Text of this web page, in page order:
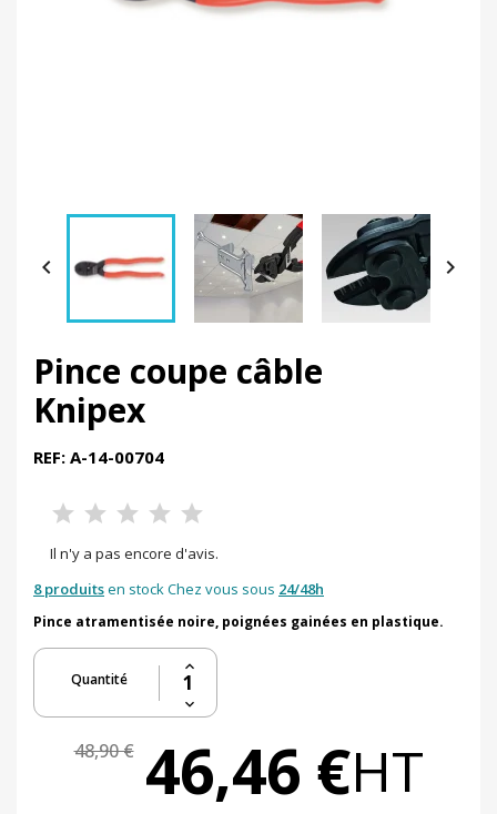
 
Pince coupe câble
Knipex
REF: A-14-00704
Il n'y a pas encore d'avis.
8 produitsen stock Chez vous sous 24/48h
Pince atramentisée noire, poignées gainées en plastique.
Quantité
48,90 € 46,46 €HT